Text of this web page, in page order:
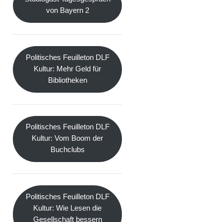
von Bayern 2
Politisches Feuilleton DLF
Kultur: Mehr Geld für
Bibliotheken
Politisches Feuilleton DLF
Kultur: Vom Boom der
Buchclubs
Politisches Feuilleton DLF
Kultur: Wie Lesen die
Gesellschaft bessern